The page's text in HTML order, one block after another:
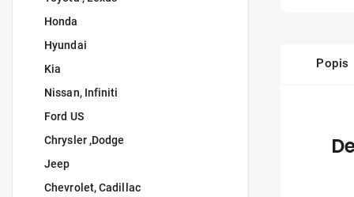
Honda
Hyundai
Kia
Nissan, Infiniti
Ford US
Chrysler ,Dodge
Jeep
Chevrolet, Cadillac
Popis